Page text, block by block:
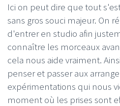
Ici on peut dire que tout
sans gros souci majeur. On
d'entrer en studio afin
connaître les morceaux
cela nous aide vraiment.
penser et passer aux
expérimentations qui nous
moment où les prises sont